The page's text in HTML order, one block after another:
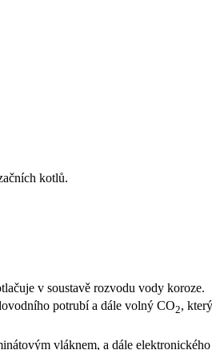
kotlů.
v soustavě rozvodu vody koroze.
potrubí a dále volný CO2,
vláknem, a dále